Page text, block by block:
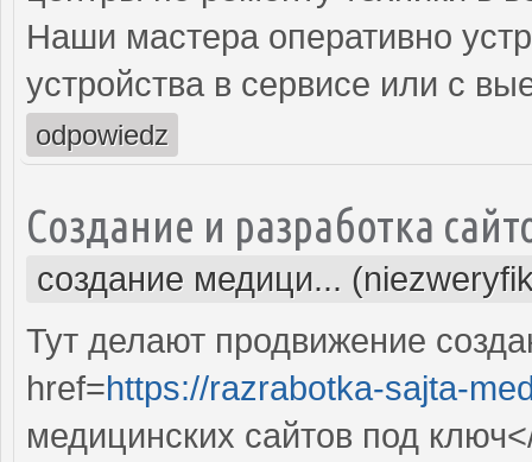
Наши мастера оперативно
устройства в сервисе или с
odpowiedz
Создание и разработка
создание медици...
Тут делают продвижение
href=https://razrabotka-sajta-
медицинских сайтов под